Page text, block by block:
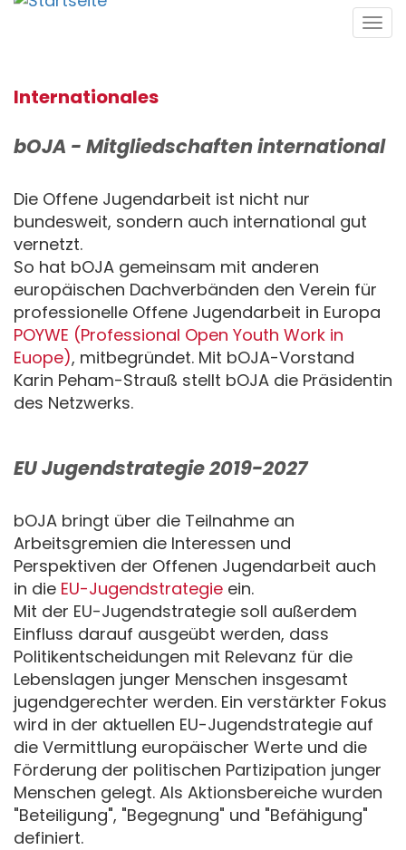
Direkt
Internationales
bOJA - Mitgliedschaften international
Die Offene Jugendarbeit ist nicht nur
bundesweit, sondern auch international gut
vernetzt.
So hat bOJA gemeinsam mit anderen
europäischen Dachverbänden den Verein für
professionelle Offene Jugendarbeit in Europa
POYWE (Professional Open Youth Work in
Euope), mitbegründet. Mit bOJA-Vorstand
Karin Peham-Strauß stellt bOJA die Präsidentin
des Netzwerks.
EU Jugendstrategie 2019-2027
bOJA bringt über die Teilnahme an
Arbeitsgremien die Interessen und
Perspektiven der Offenen Jugendarbeit auch
in die EU-Jugendstrategie ein.
Mit der EU-Jugendstrategie soll außerdem
Einfluss darauf ausgeübt werden, dass
Politikentscheidungen mit Relevanz für die
Lebenslagen junger Menschen insgesamt
jugendgerechter werden. Ein verstärkter Fokus
wird in der aktuellen EU-Jugendstrategie auf
die Vermittlung europäischer Werte und die
Förderung der politischen Partizipation junger
Menschen gelegt. Als Aktionsbereiche wurden
"Beteiligung", "Begegnung" und "Befähigung"
definiert.